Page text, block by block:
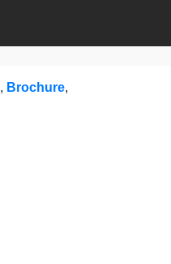
, Brochure,